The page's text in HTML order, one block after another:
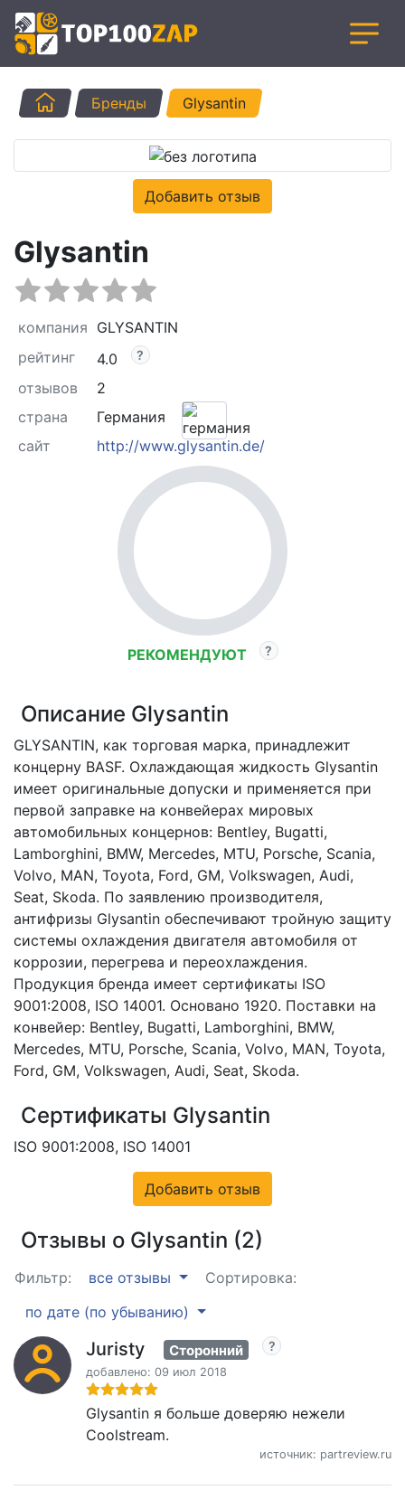
ГлавнаяБренды Glysantin
Добавить отзыв
Glysantin
компания GLYSANTIN
рейтинг
4.0
отзывов
2
страна
Германия
сайт
http://www.glysantin.de/
РЕКОМЕНДУЮТ
Описание Glysantin
GLYSANTIN, как торговая марка, принадлежит
концерну BASF. Охлаждающая жидкость Glysantin
имеет оригинальные допуски и применяется при
первой заправке на конвейерах мировых
автомобильных концернов: Bentley, Bugatti,
Lamborghini, BMW, Mercedes, MTU, Porsche, Scania,
Volvo, MAN, Toyota, Ford, GM, Volkswagen, Audi,
Seat, Skoda. По заявлению производителя,
антифризы Glysantin обеспечивают тройную защиту
системы охлаждения двигателя автомобиля от
коррозии, перегрева и переохлаждения.
Продукция бренда имеет сертификаты ISO
9001:2008, ISO 14001. Основано 1920. Поставки на
конвейер: Bentley, Bugatti, Lamborghini, BMW,
Mercedes, MTU, Porsche, Scania, Volvo, MAN, Toyota,
Ford, GM, Volkswagen, Audi, Seat, Skoda.
Сертификаты Glysantin
ISO 9001:2008, ISO 14001
Добавить отзыв
Отзывы о Glysantin (2)
Фильтр: все отзывы
Сортировка:
по дате (по убыванию)
Juristy Сторонний
добавлено: 09 июл 2018
Glysantin я больше доверяю нежели
Coolstream.
источник: partreview.ru